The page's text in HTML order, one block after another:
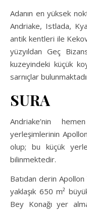
Adanın en yüksek
Andriake, Istlada,
antik kentleri ile
yüzyıldan Geç
kuzeyindeki küçük
sarnıçlar
SURA
Andriake’nin
yerleşimlerinin
olup; bu küçük
bilinmektedir.
Batıdan derin
yaklaşık 650 m²
Bey Konağı yer